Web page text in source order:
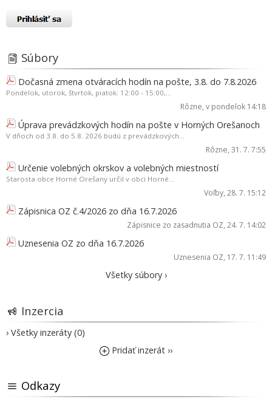
Súbory
Dočasná zmena otváracích hodín na pošte, 3.8. do 7.8.2026
Pondelok, utorok, štvrtok, piatok: 12:00 - 15:00,...
Rôzne, v pondelok 14:18
Úprava prevádzkových hodín na pošte v Horných Orešanoch
V dňoch od 3.8. do 5.8. 2026 budú z prevádzkových...
Rôzne, 31. 7. 7:55
Určenie volebných okrskov a volebných miestností
Starosta obce Horné Orešany určil v obci Horné...
Voľby, 28. 7. 15:12
Zápisnica OZ č.4/2026 zo dňa 16.7.2026
Zápisnice zo zasadnutia OZ, 24. 7. 14:02
Uznesenia OZ zo dňa 16.7.2026
Uznesenia OZ, 17. 7. 11:49
Všetky súbory ›
Inzercia
› Všetky inzeráty (0)
Pridať inzerát ››
Odkazy